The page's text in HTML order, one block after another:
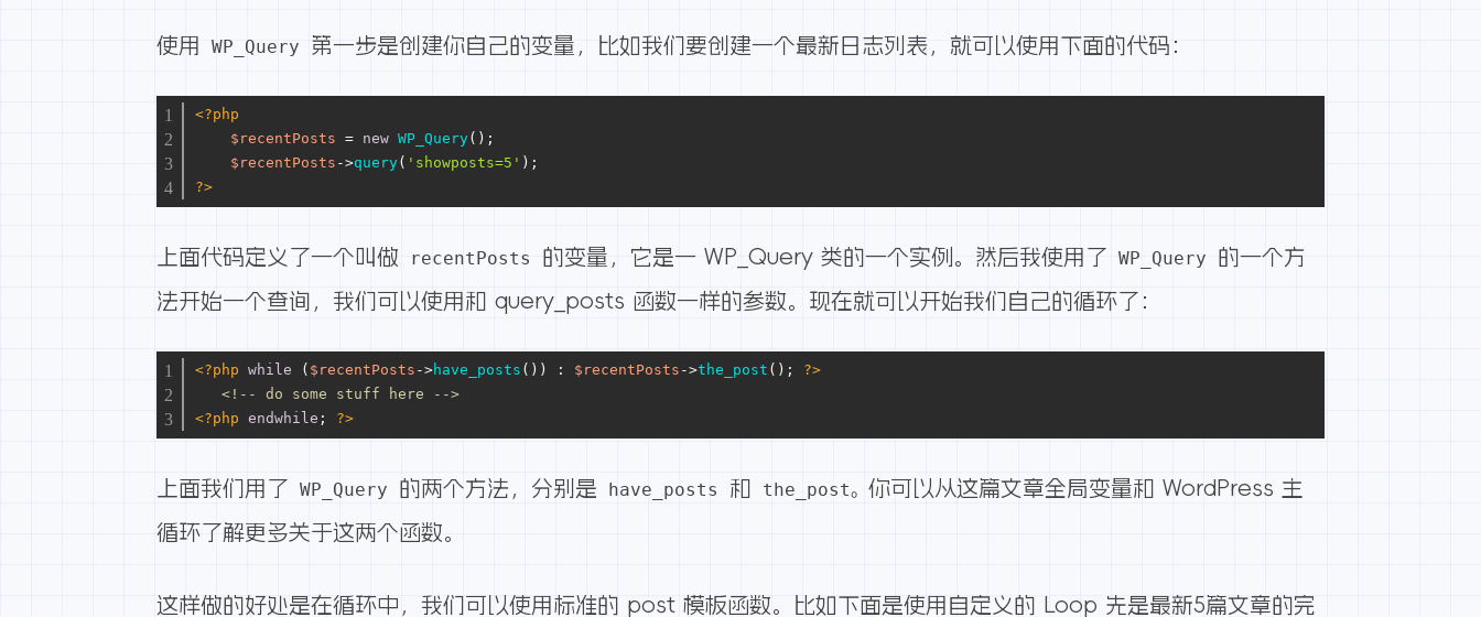
使用 WP_Query 第一步是创建你自己的变量，比如我们要创建一个最新日志列表，就可以使用下面的代码：
<?php
$recentPosts = new WP_Query ();
$recentPosts ->query ( 'showposts=5' );
?>
上面代码定义了一个叫做 recentPosts 的变量，它是一 WP_Query 类的一个实例。然后我使用了 WP_Query 的一个方
法开始一个查询，我们可以使用和query_posts 函数一样的参数。现在就可以开始我们自己的循环了：
<?php while ( $recentPosts ->have_posts ()) : $recentPosts ->the_post (); ?>
<!-- do some stuff here -->
<?php endwhile ; ?>
上面我们用了 WP_Query 的两个方法，分别是 have_posts 和 the_post。你可以从这篇文章全局变量和 WordPress 主
循环了解更多关于这两个函数。
这样做的好处是在循环中，我们可以使用标准的 post 模板函数。比如下面是使用自定义的 Loop 先是最新5篇文章的完